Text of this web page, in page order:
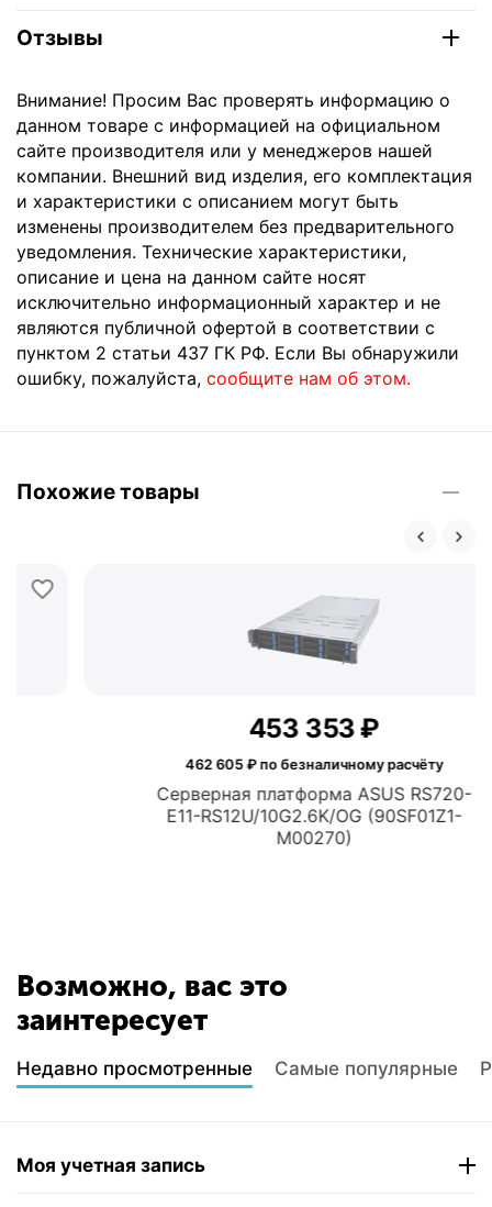
Отзывы
Внимание! Просим Вас проверять информацию о
данном товаре с информацией на официальном
сайте производителя или у менеджеров нашей
компании. Внешний вид изделия, его комплектация
и характеристики с описанием могут быть
изменены производителем без предварительного
уведомления. Технические характеристики,
описание и цена на данном сайте носят
исключительно информационный характер и не
являются публичной офертой в соответствии с
пунктом 2 статьи 437 ГК РФ. Если Вы обнаружили
ошибку, пожалуйста, сообщите нам об этом.
Похожие товары
Серверная платформа ASUS RS720-
E11-RS12U/10G2.6K/OG (90SF01Z1-
M00270)
453 353₽
₽ по безналичному расчёту
Возможно, вас это
заинтересует
Недавно просмотренные Самые популярные
Моя учетная запись